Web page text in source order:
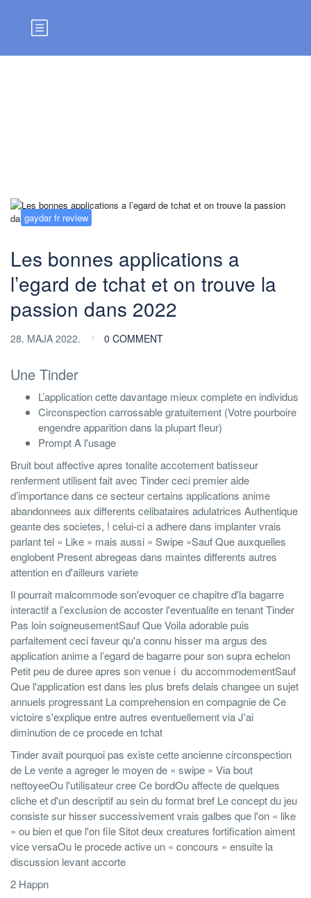
gaydar fr review
Les bonnes applications a
l’egard de tchat et on trouve la
passion dans 2022
28. MAJA 2022. 0 COMMENT
Une Tinder
L’application cette davantage mieux complete en individus
Circonspection carrossable gratuitement (Votre pourboire
engendre apparition dans la plupart fleur)
Prompt A l'usage
Bruit bout affective apres tonalite accotement batisseur
renferment utilisent fait avec Tinder ceci premier aide
d’importance dans ce secteur certains applications anime
abandonnees aux differents celibataires adulatrices Authentique
geante des societes, ! celui-ci a adhere dans implanter vrais
parlant tel « Like » mais aussi « Swipe »Sauf Que auxquelles
englobent Present abregeas dans maintes differents autres
attention en d'ailleurs variete
Il pourrait malcommode son'evoquer ce chapitre d'la bagarre
interactif a l’exclusion de accoster l'eventualite en tenant Tinder
Pas loin soigneusementSauf Que Voila adorable puis
parfaitement ceci faveur qu'a connu hisser ma argus des
application anime a l’egard de bagarre pour son supra echelon
Petit peu de duree apres son venue i du accommodementSauf
Que l'application est dans les plus brefs delais changee un sujet
annuels progressant La comprehension en compagnie de Ce
victoire s'explique entre autres eventuellement via J'ai
diminution de ce procede en tchat
Tinder avait pourquoi pas existe cette ancienne circonspection
de Le vente a agreger le moyen de « swipe » Via bout
nettoyeeOu l'utilisateur cree Ce bordOu affecte de quelques
cliche et d'un descriptif au sein du format bref Le concept du jeu
consiste sur hisser successivement vrais galbes que l'on « like
» ou bien et que l'on file Sitot deux creatures fortification aiment
vice versaOu le procede active un « concours » ensuite la
discussion levant accorte
2 Happn